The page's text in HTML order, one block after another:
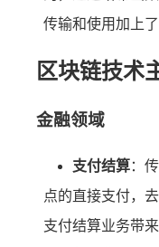
传输和使用加上
区块链技术
金融领域
支付结算：
点的直接支付，
支付结算业务带